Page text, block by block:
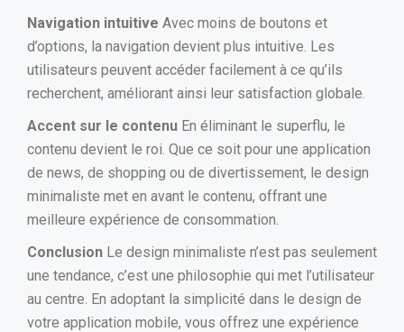
Navigation intuitive Avec moins de boutons et
d’options, la navigation devient plus intuitive. Les
utilisateurs peuvent accéder facilement à ce qu’ils
recherchent, améliorant ainsi leur satisfaction globale.
Accent sur le contenu En éliminant le superflu, le
contenu devient le roi. Que ce soit pour une application
de news, de shopping ou de divertissement, le design
minimaliste met en avant le contenu, offrant une
meilleure expérience de consommation.
Conclusion Le design minimaliste n’est pas seulement
une tendance, c’est une philosophie qui met l’utilisateur
au centre. En adoptant la simplicité dans le design de
votre application mobile, vous offrez une expérience